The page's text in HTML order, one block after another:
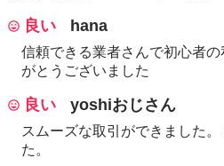
良い hana
信頼できる業者さんで初心者の
がとうございました
良い yoshiおじさん
スムーズな取引ができました
た。